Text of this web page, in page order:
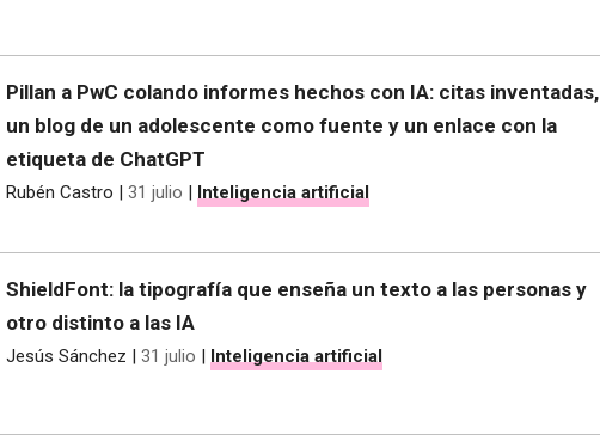
Pillan a PwC colando informes hechos con IA: citas inventadas,
un blog de un adolescente como fuente y un enlace con la
etiqueta de ChatGPT
Rubén Castro | 31 julio | Inteligencia artificial
ShieldFont: la tipografía que enseña un texto a las personas y
otro distinto a las IA
Jesús Sánchez | 31 julio | Inteligencia artificial